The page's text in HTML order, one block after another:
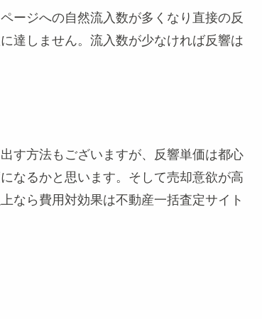
ージへの自然流入数が多くなり直接の反
達しません。流入数が少なければ反響は
す方法もございますが、反響単価は都心
なるかと思います。そして売却意欲が高
なら費用対効果は不動産一括査定サイト